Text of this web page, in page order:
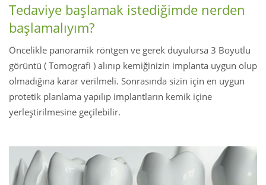
Tedaviye başlamak istediğimde nerden
başlamalıyım?
Öncelikle panoramik röntgen ve gerek duyulursa 3 Boyutlu
görüntü ( Tomografi ) alınıp kemiğinizin implanta uygun olup
olmadığına karar verilmeli. Sonrasında sizin için en uygun
protetik planlama yapılıp implantların kemik içine
yerleştirilmesine geçilebilir.